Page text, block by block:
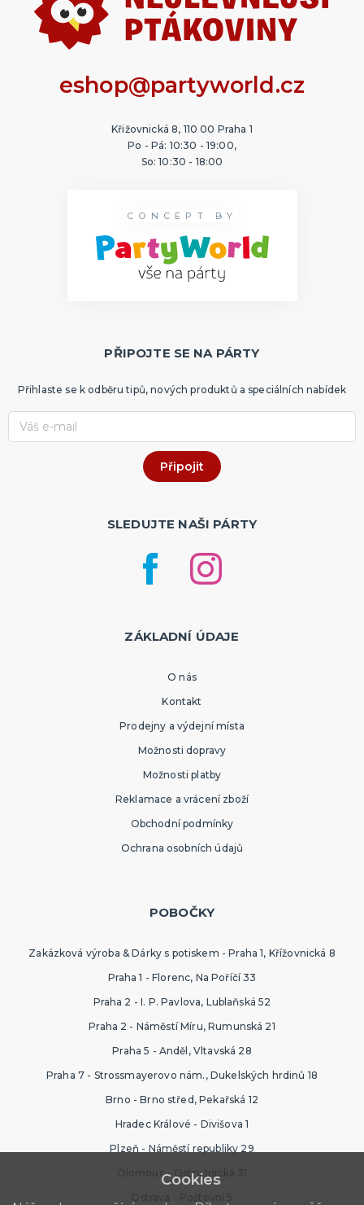
eshop@partyworld.cz
Křižovnická 8, 110 00 Praha 1
Po - Pá: 10:30 - 19:00,
So: 10:30 - 18:00
CONCEPT BY
PŘIPOJTE SE NA PÁRTY
Přihlaste se k odběru tipů, nových produktů a speciálních nabídek
SLEDUJTE NAŠI PÁRTY
ZÁKLADNÍ ÚDAJE
O nás
Kontakt
Prodejny a výdejní místa
Možnosti dopravy
Možnosti platby
Reklamace a vrácení zboží
Obchodní podmínky
Ochrana osobních údajů
POBOČKY
Zakázková výroba & Dárky s potiskem - Praha 1, Křížovnická 8
Praha 1 - Florenc, Na Poříčí 33
Praha 2 - I. P. Pavlova, Lublaňská 52
Praha 2 - Náměstí Míru, Rumunská 21
Praha 5 - Anděl, Vltavská 28
Praha 7 - Strossmayerovo nám., Dukelských hrdinů 18
Brno - Brno střed, Pekařská 12
Hradec Králové - Divišova 1
Plzeň - Náměstí republiky 29
Olomouc - Ostružnická 31
Ostrava - Poštovní 5
Cookies